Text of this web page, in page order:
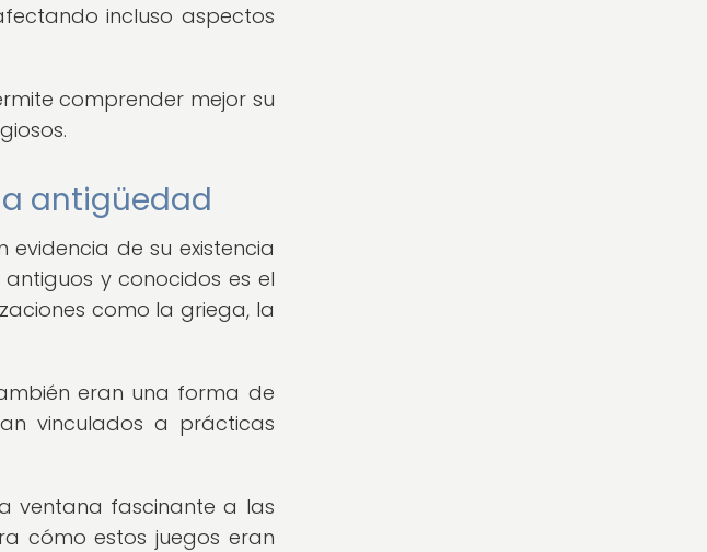
incluso aspectos
comprender mejor su
antigüedad
de su existencia
y conocidos es el
como la griega, la
eran una forma de
vinculados a prácticas
ventana fascinante a las
cómo estos juegos eran